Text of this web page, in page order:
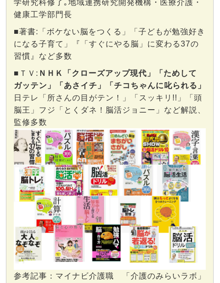
学研究科修了｡地域連携研究開発機構・医療介護・
健康工学部門長
■著書:「ボケない脳をつくる」「子どもが勉強好き
になる子育て」『「すぐにやる脳」に変わる37の
習慣』など多数
■ＴＶ: ＮＨＫ「クローズアップ現代」「ためして
ガッテン」「あさイチ」「チコちゃんに叱られる」
日テレ「所さんの目がテン！」「スッキリ!!」「頭
脳王」フジ「とくダネ！脳活ジョニー」など解説、
監修多数
参考記事：マイナビ介護職 「介護のみらいラボ」